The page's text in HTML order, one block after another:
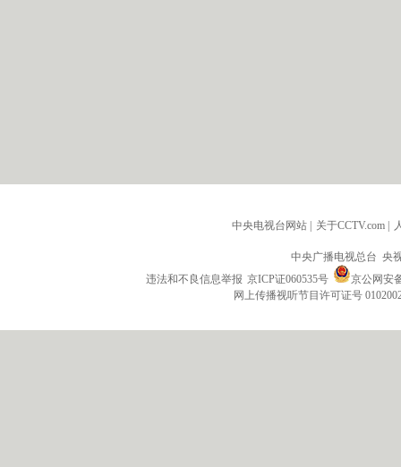
中央电视台网站 | 关于CCTV.com |
中央广播电视总台 央
违法和不良信息举报 京ICP证060535号
京公网安
网上传播视听节目许可证号